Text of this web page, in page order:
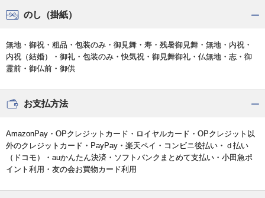
のし（掛紙）
無地・御祝・粗品・包装のみ・御見舞・寿・残暑御見舞・無地・内祝・
内祝（結婚）・御礼・包装のみ・快気祝・御見舞御礼・仏無地・志・御
霊前・御仏前・御供
お支払方法
AmazonPay・OPクレジットカード・ロイヤルカード・OPクレジット以
外のクレジットカード・PayPay・楽天ペイ・コンビニ後払い・ｄ払い
（ドコモ）・auかんたん決済・ソフトバンクまとめて支払い・小田急ポ
イント利用・友の会お買物カード利用